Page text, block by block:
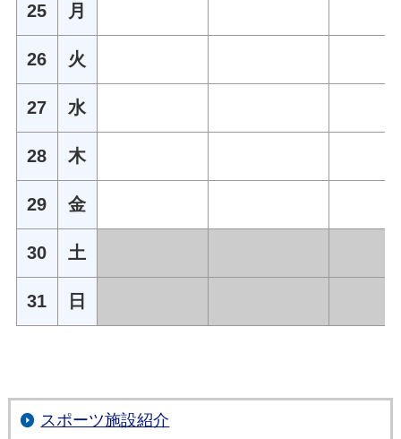
25 月
26 火
27 水
28 木
29 金
30 土
31 日
スポーツ施設紹介